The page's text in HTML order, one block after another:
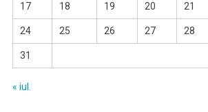
17 18 19 20 21
24 25 26 27 28
31
« iul.